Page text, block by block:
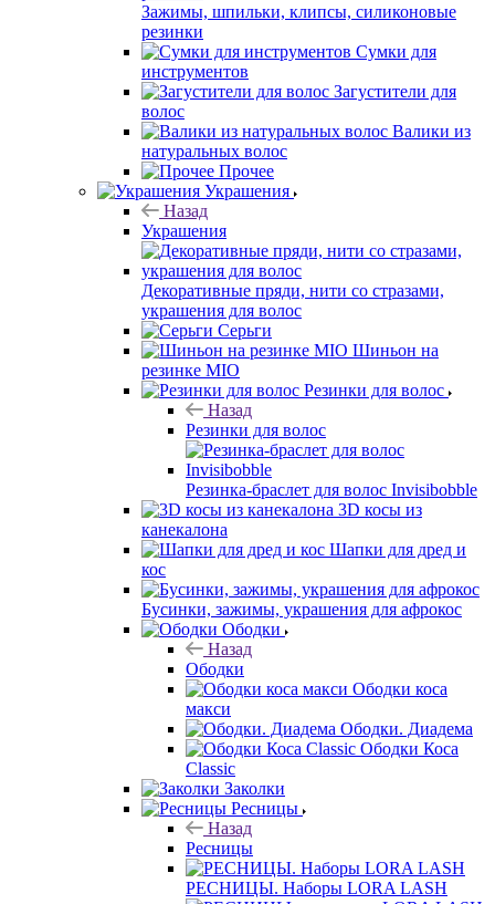
Зажимы, шпильки, клипсы, силиконовые
резинки
Сумки для
инструментов
Загустители для
волос
Валики из
натуральных волос
Прочее
Украшения
Назад
Украшения
Декоративные пряди, нити со стразами,
украшения для волос
Серьги
Шиньон на
резинке MIO
Резинки для волос
Назад
Резинки для волос
Резинка-браслет для волос Invisibobble
3D косы из
канекалона
Шапки для дред и
кос
Бусинки, зажимы, украшения для афрокос
Ободки
Назад
Ободки
Ободки коса
макси
Ободки. Диадема
Ободки Коса
Classic
Заколки
Ресницы
Назад
Ресницы
РЕСНИЦЫ. Наборы LORA LASH